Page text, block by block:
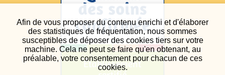
Afin de vous proposer du contenu enrichi et d'élaborer
des statistiques de fréquentation, nous sommes
susceptibles de déposer des cookies tiers sur votre
machine. Cela ne peut se faire qu'en obtenant, au
préalable, votre consentement pour chacun de ces
cookies.